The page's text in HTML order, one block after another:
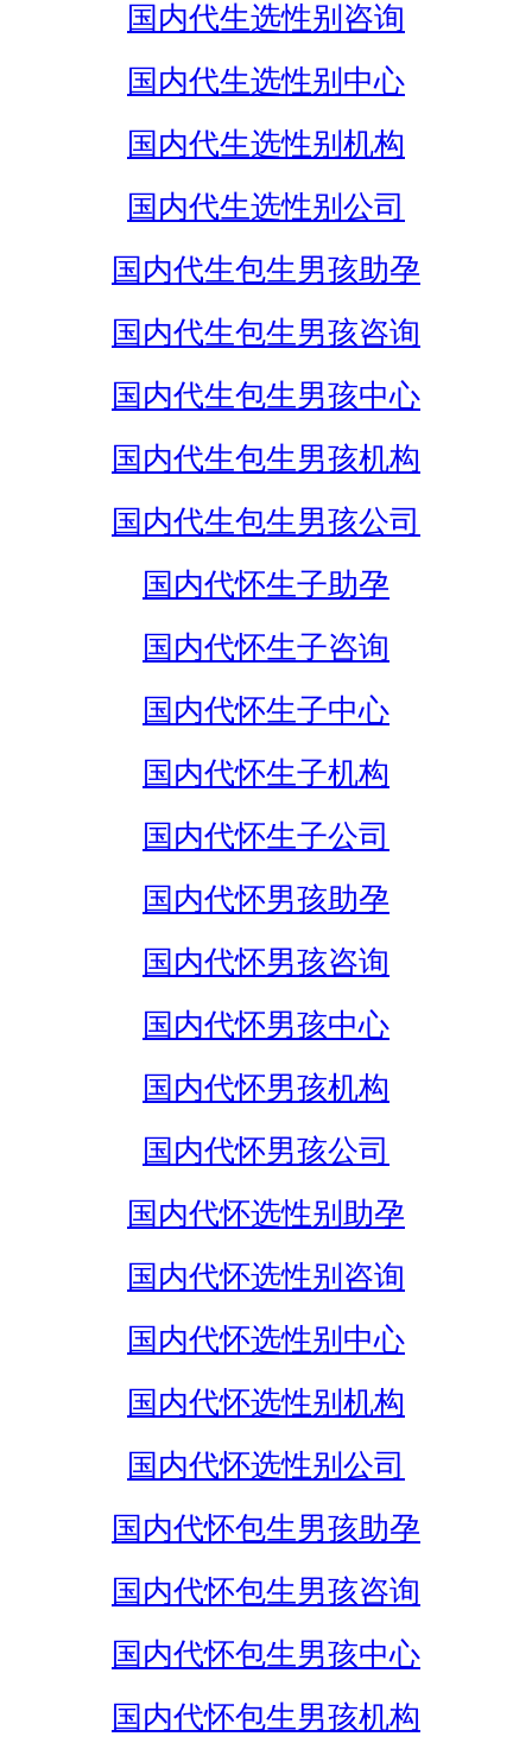
国内代生选性别咨询
国内代生选性别中心
国内代生选性别机构
国内代生选性别公司
国内代生包生男孩助孕
国内代生包生男孩咨询
国内代生包生男孩中心
国内代生包生男孩机构
国内代生包生男孩公司
国内代怀生子助孕
国内代怀生子咨询
国内代怀生子中心
国内代怀生子机构
国内代怀生子公司
国内代怀男孩助孕
国内代怀男孩咨询
国内代怀男孩中心
国内代怀男孩机构
国内代怀男孩公司
国内代怀选性别助孕
国内代怀选性别咨询
国内代怀选性别中心
国内代怀选性别机构
国内代怀选性别公司
国内代怀包生男孩助孕
国内代怀包生男孩咨询
国内代怀包生男孩中心
国内代怀包生男孩机构